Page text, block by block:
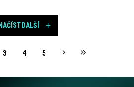
NAČÍST DALŠÍ
3 4 5